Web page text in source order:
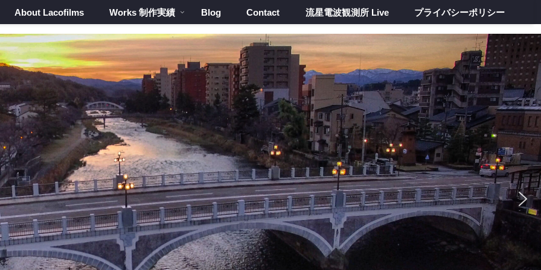
About Lacofilms Works 制作実績 Blog Contact 流星電波観測所 Live プライバシーポリシー